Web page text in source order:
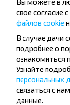
Орша - Могилёв
Минск - Несвиж
Минск - Могилёв
Минск - Пинск
Минск - Брест
свое согласие с
файлов cookie
В случае дачи
подробнее о
ознакомиться
Узнайте
персональных
связаться с
данные.